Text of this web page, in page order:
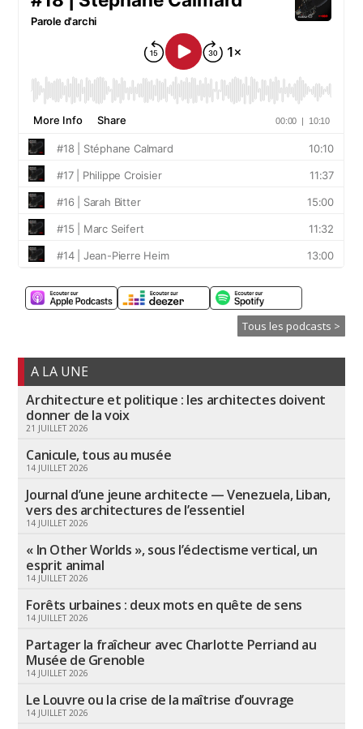
Tous les podcasts >
A LA UNE
Architecture et politique : les architectes doivent
donner de la voix
21 JUILLET 2026
Canicule, tous au musée
14 JUILLET 2026
Journal d’une jeune architecte — Venezuela, Liban,
vers des architectures de l’essentiel
14 JUILLET 2026
« In Other Worlds », sous l’éclectisme vertical, un
esprit animal
14 JUILLET 2026
Forêts urbaines : deux mots en quête de sens
14 JUILLET 2026
Partager la fraîcheur avec Charlotte Perriand au
Musée de Grenoble
14 JUILLET 2026
Le Louvre ou la crise de la maîtrise d’ouvrage
14 JUILLET 2026